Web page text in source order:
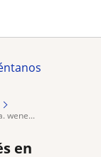
wene...
en